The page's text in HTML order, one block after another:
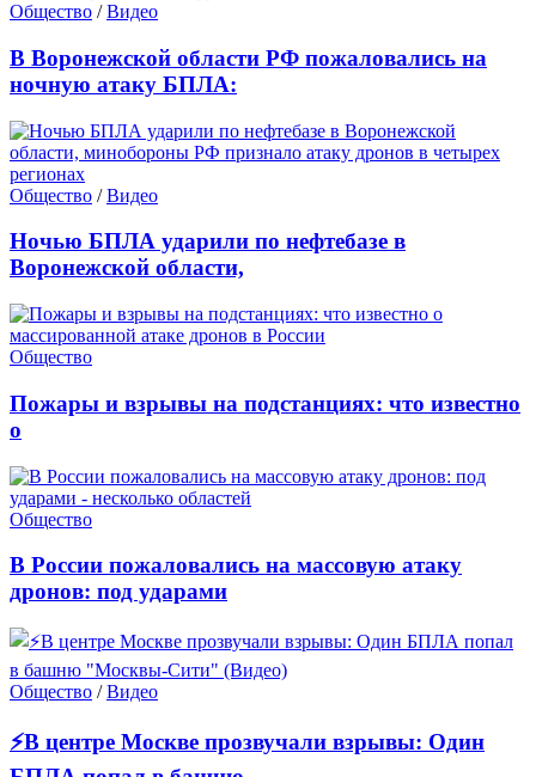
Общество /Видео
В Воронежской области РФ пожаловались на
ночную атаку БПЛА:
Общество /Видео
Ночью БПЛА ударили по нефтебазе в
Воронежской области,
Общество
Пожары и взрывы на подстанциях: что известно
о
Общество
В России пожаловались на массовую атаку
дронов: под ударами
Общество /Видео
⚡В центре Москве прозвучали взрывы: Один